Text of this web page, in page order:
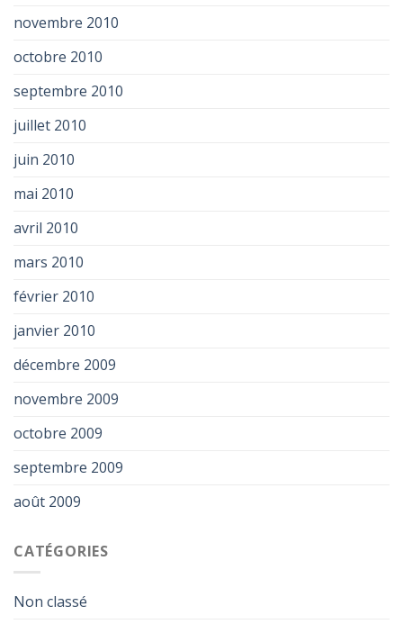
novembre 2010
octobre 2010
septembre 2010
juillet 2010
juin 2010
mai 2010
avril 2010
mars 2010
février 2010
janvier 2010
décembre 2009
novembre 2009
octobre 2009
septembre 2009
août 2009
CATÉGORIES
Non classé